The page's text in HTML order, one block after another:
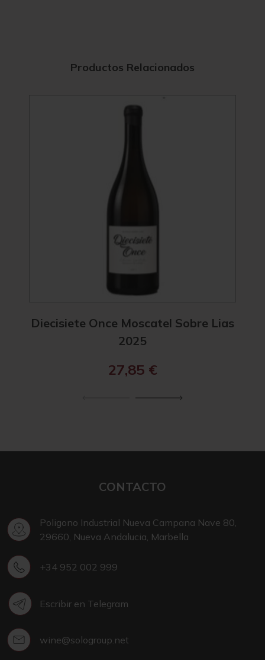
Productos Relacionados
Diecisiete Once Moscatel Sobre Lias
2025
27,85 €
CONTACTO
Poligono Industrial Nueva Campana Nave 80,
29660, Nueva Andalucia, Marbella
+34 952 002 999
Escribir en Telegram
wine@sologroup.net